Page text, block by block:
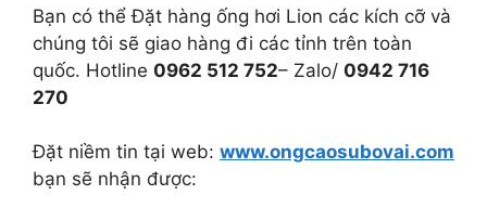
Bạn có thể Đặt hàng ống hơi Lion các kích cỡ và
chúng tôi sẽ giao hàng đi các tỉnh trên toàn
quốc. Hotline 0962 512 752– Zalo/ 0942 716
270
Đặt niềm tin tại web: www.ongcaosubovai.com
bạn sẽ nhận được: